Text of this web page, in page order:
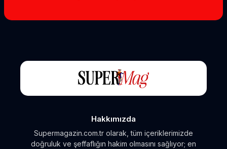
Hakkımızda
Supermagazin.com.tr olarak, tüm içeriklerimizde
doğruluk ve şeffaflığın hakim olmasını sağlıyor; en